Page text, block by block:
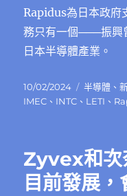
Rapidus為日本政府
務只有一個───振興
日本半導體產業。
發
佈
10/02/2024
分
類
半導體 、
IMEC 、 INTC 、 LETI 、
Zyvex和次
目前發展